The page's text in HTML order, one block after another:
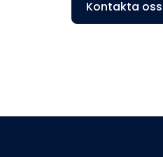
Kontakta oss